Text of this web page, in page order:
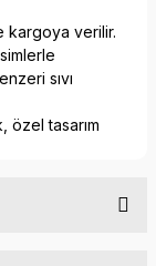
kargoya verilir.
sıvı
özel tasarım